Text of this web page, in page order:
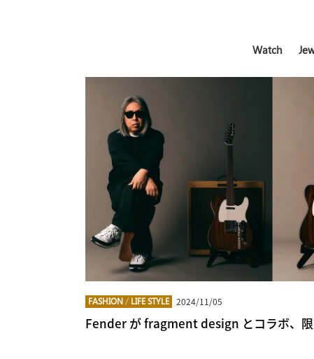
Watch
FASHION / LIFE STYLE 2024/11/05
Fender が fragment design とコラボ、